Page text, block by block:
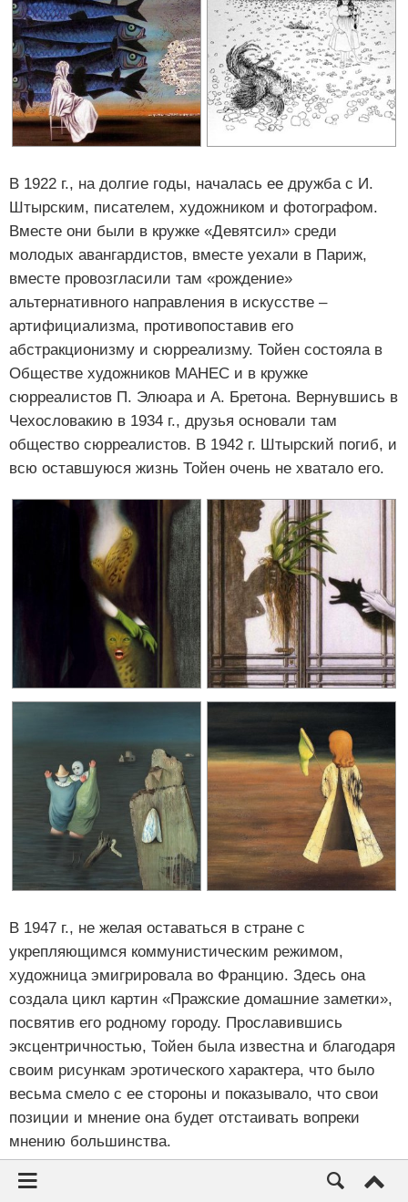
В 1922 г., на долгие годы, началась ее дружба с И.
Штырским, писателем, художником и фотографом.
Вместе они были в кружке «Девятсил» среди
молодых авангардистов, вместе уехали в Париж,
вместе провозгласили там «рождение»
альтернативного направления в искусстве –
артифициализма, противопоставив его
абстракционизму и сюрреализму. Тойен состояла в
Обществе художников МАНЕС и в кружке
сюрреалистов П. Элюара и А. Бретона. Вернувшись в
Чехословакию в 1934 г., друзья основали там
общество сюрреалистов. В 1942 г. Штырский погиб, и
всю оставшуюся жизнь Тойен очень не хватало его.
В 1947 г., не желая оставаться в стране с
укрепляющимся коммунистическим режимом,
художница эмигрировала во Францию. Здесь она
создала цикл картин «Пражские домашние заметки»,
посвятив его родному городу. Прославившись
эксцентричностью, Тойен была известна и благодаря
своим рисункам эротического характера, что было
весьма смело с ее стороны и показывало, что свои
позиции и мнение она будет отстаивать вопреки
мнению большинства.